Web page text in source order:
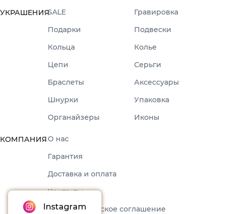
УКРАШЕНИЯSALE
Гравировка
Подарки
Подвески
Кольца
Колье
Цепи
Серьги
Браслеты
Аксессуары
Шнурки
Упаковка
Органайзеры
Иконы
КОМПАНИЯО нас
Гарантия
Доставка и оплата
Контакты
Пользовательское соглашение
Instagram